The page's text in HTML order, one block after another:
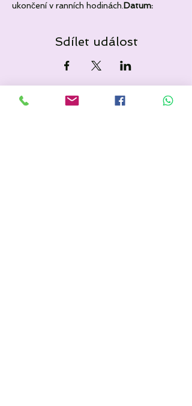
ukončení v ranních hodinách. Datum:
Sdílet událost